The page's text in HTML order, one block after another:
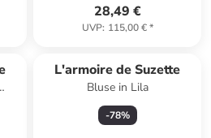
28,49 €
UVP: 115,00 €*
L'armoire de Suzette
Bluse in Lila
-78%